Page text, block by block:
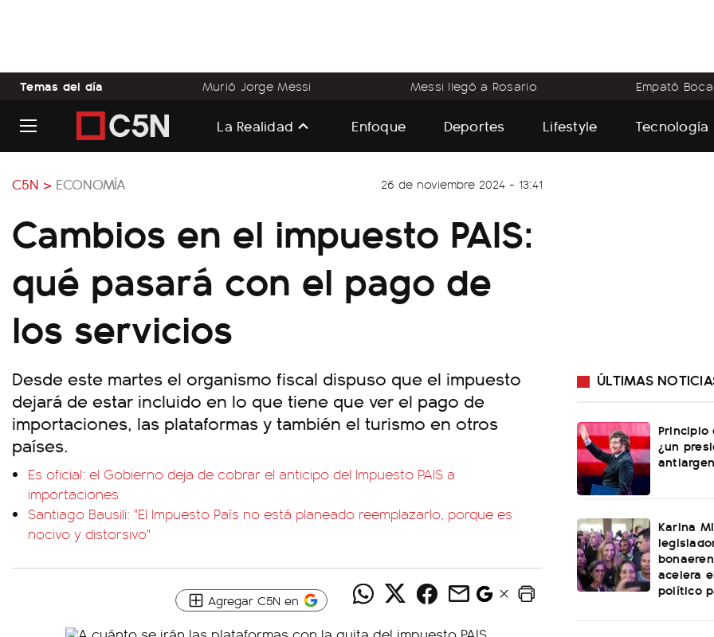
Temas del día Murió Jorge Messi Messi llegó a Rosario Empató Boca
La Realidad Enfoque Deportes Lifestyle Tecnología
C5N > ECONOMÍA 26 de noviembre 2024 - 13:41
Cambios en el impuesto PAIS:
qué pasará con el pago de
los servicios
Desde este martes el organismo fiscal dispuso que el impuesto
dejará de estar incluido en lo que tiene que ver el pago de
importaciones, las plataformas y también el turismo en otros
países.
Es oficial: el Gobierno deja de cobrar el anticipo del Impuesto PAIS a
importaciones
Santiago Bausili: "El Impuesto País no está planeado reemplazarlo, porque es
nocivo y distorsivo"
Agregar C5N en
ÚLTIMAS
Principio
¿un
Karina
acelera
político